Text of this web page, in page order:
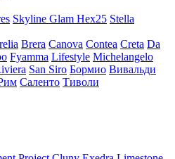
Skyline Glam Hex25 Stella
Brera Canova Contea Creta Da
Fyamma Lifestyle Michelangelo
San Siro Бормио Вивальди
Саленто Тиволи